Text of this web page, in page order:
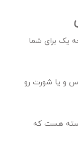
یک برای شما
و یا شورت رو
هست که